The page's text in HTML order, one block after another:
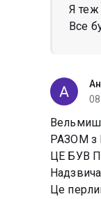
Я теж
Все
РАЗОМ з
ЦЕ БУВ
Це